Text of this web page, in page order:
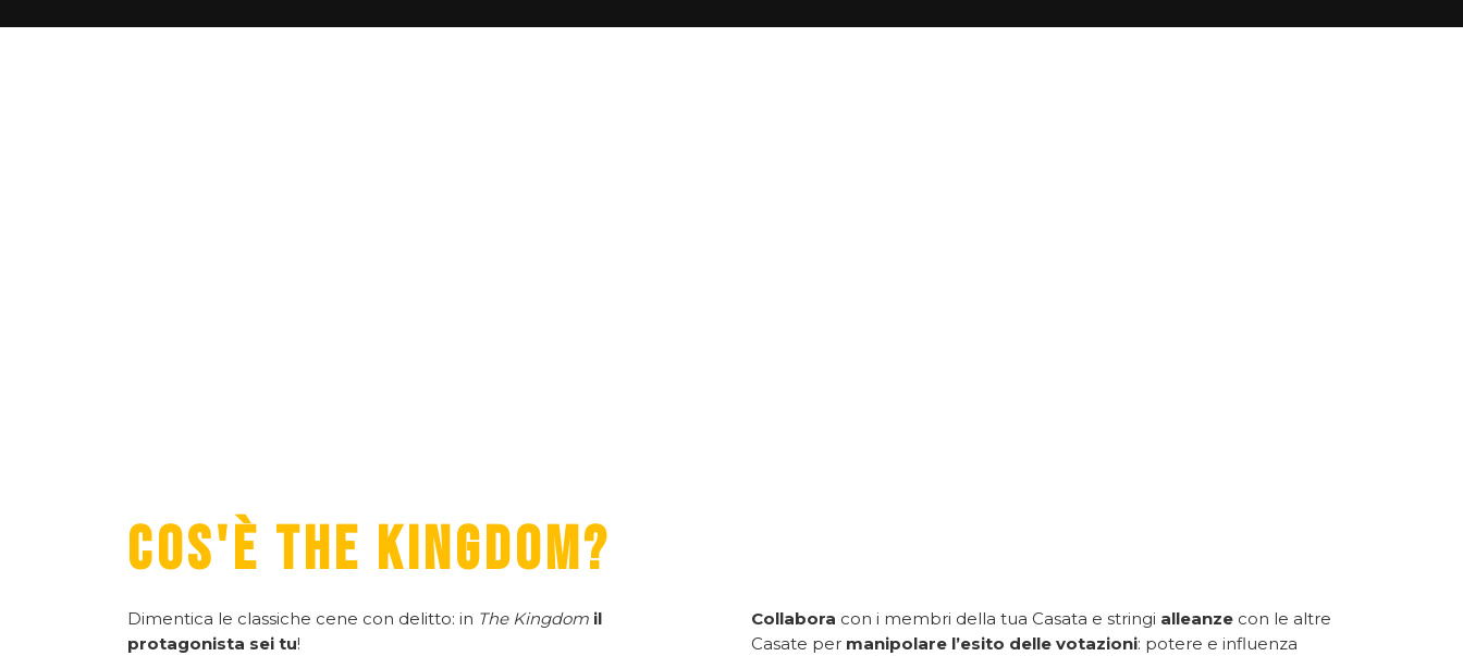
COS'È THE KINGDOM?
Dimentica le classiche cene con delitto: in The Kingdom il
protagonista sei tu!
Collabora con i membri della tua Casata e stringi alleanzecon le altre
Casate per manipolare l’esito delle votazioni: potere e influenza